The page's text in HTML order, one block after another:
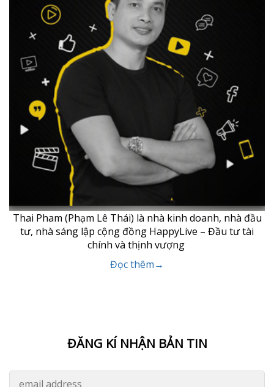
Thai Pham (Phạm Lê Thái) là nhà kinh doanh, nhà đầu
tư, nhà sáng lập cộng đồng HappyLive – Đầu tư tài
chính và thịnh vượng
Đọc thêm→
ĐĂNG KÍ NHẬN BẢN TIN